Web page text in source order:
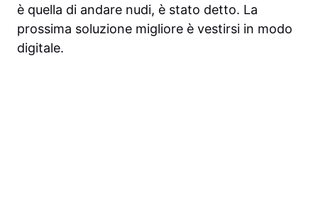
è quella di andare nudi, è stato detto. La
prossima soluzione migliore è vestirsi in modo
digitale.